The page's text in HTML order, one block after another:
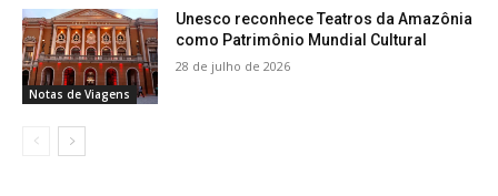
Notas de Viagens
Unesco reconhece Teatros da Amazônia
como Patrimônio Mundial Cultural
28 de julho de 2026